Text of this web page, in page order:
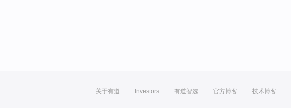
关于有道 Investors 有道智选 官方博客 技术博客